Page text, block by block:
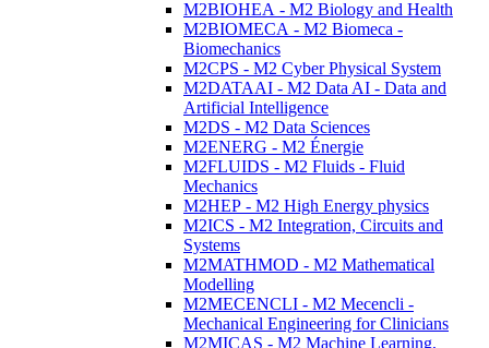
M2BIOHEA - M2 Biology and Health
M2BIOMECA - M2 Biomeca -
Biomechanics
M2CPS - M2 Cyber Physical System
M2DATAAI - M2 Data AI - Data and
Artificial Intelligence
M2DS - M2 Data Sciences
M2ENERG - M2 Énergie
M2FLUIDS - M2 Fluids - Fluid
Mechanics
M2HEP - M2 High Energy physics
M2ICS - M2 Integration, Circuits and
Systems
M2MATHMOD - M2 Mathematical
Modelling
M2MECENCLI - M2 Mecencli -
Mechanical Engineering for Clinicians
M2MICAS - M2 Machine Learning,